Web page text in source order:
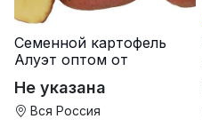
Семенной картофель
Алуэт оптом от
Не указана
Вся Россия